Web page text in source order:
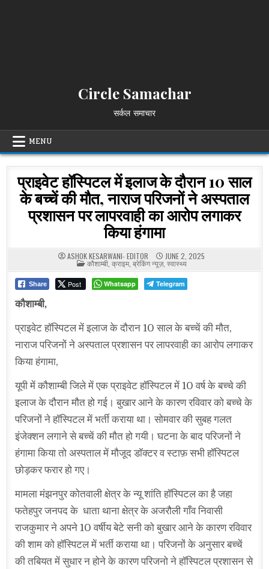
Circle Samachar
सर्कल समाचार
MENU
प्राइवेट हॉस्पिटल में इलाज के दौरान 10 साल
के बच्चें की मौत, नाराज परिजनों ने अस्पताल
प्रशासन पर लापरवाही का आरोप लगाकर
किया हंगामा
ASHOK KESARWANI- EDITOR JUNE 2, 2025
POSTED
IN
कौशाम्बी, क्राइम, ब्रेकिंग न्यूज़, स्वास्थ्य
Share Post Whatsapp Telegram
कौशाम्बी,
प्राइवेट हॉस्पिटल में इलाज के दौरान 10 साल के बच्चें की मौत,
नाराज परिजनों ने अस्पताल प्रशासन पर लापरवाही का आरोप लगाकर
किया हंगामा,
यूपी में कौशाम्बी जिले में एक प्राइवेट हॉस्पिटल में 10 वर्ष के बच्चे की
इलाज के दौरान मौत हो गई। बुखार आने के कारण रविवार को बच्चे के
परिजनों ने हॉस्पिटल में भर्ती कराया था। सोमवार की सुबह गलत
इंजेक्शन लगाने से बच्चें की मौत हो गयी। घटना के बाद परिजनों ने
हंगामा किया तो अस्पताल में मौजूद डॉक्टर व स्टाफ़ सभी हॉस्पिटल
छोड़कर फरार हो गए।
मामला मंझनपुर कोतवाली क्षेत्र के न्यू शांति हॉस्पिटल का है जहा
फतेहपुर जनपद के धाता थाना क्षेत्र के अजरौली गाँव निवासी
राजकुमार ने अपने 10 वर्षीय बेटे सनी को बुखार आने के कारण रविवार
की शाम को हॉस्पिटल में भर्ती कराया था। परिजनों के अनुसार बच्चें
की तबियत में सुधार न होने के कारण परिजनो ने हॉस्पिटल प्रशासन से